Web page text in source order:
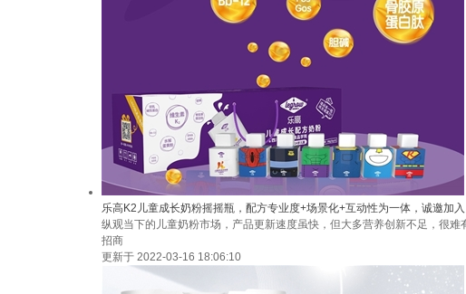
乐高K2儿童成长奶粉摇摇瓶，配方专业度+场景化+互动性为一体，诚邀加入
纵观当下的儿童奶粉市场，产品更新速度虽快，但大多营养创新不足，很
招商
更新于 2022-03-16 18:06:10